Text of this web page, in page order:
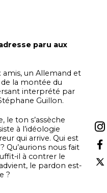
paru aux
un Allemand et
de la montée du
interprété par
Guillon.
le ton s’assèche
à l’idéologie
qui arrive. Qui est
Qu’aurions nous fait
il à contrer le
le pardon est-
?